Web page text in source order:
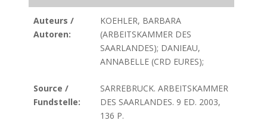
Auteurs /
Autoren:
KOEHLER, BARBARA
(ARBEITSKAMMER DES
SAARLANDES); DANIEAU,
ANNABELLE (CRD EURES);
Source /
Fundstelle:
SARREBRUCK. ARBEITSKAMMER
DES SAARLANDES. 9 ED. 2003,
136 P.